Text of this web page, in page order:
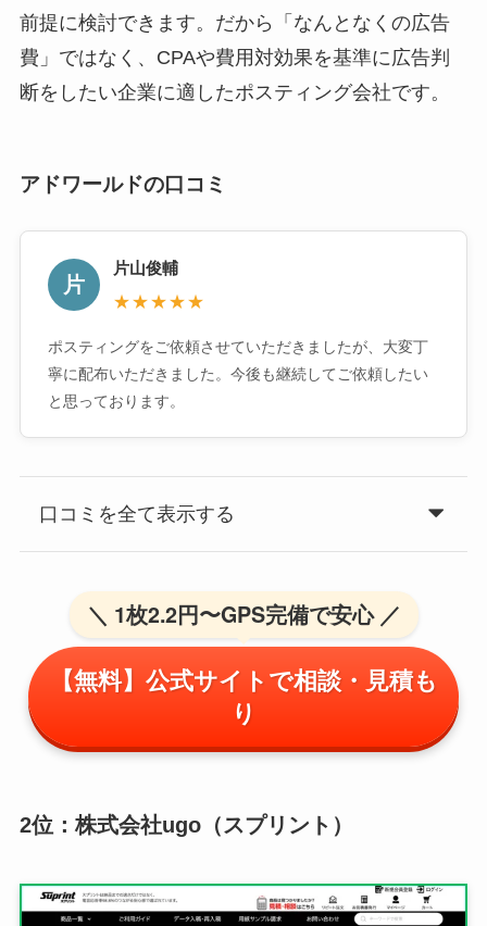
前提に検討できます。だから「なんとなくの広告
費」ではなく、CPAや費用対効果を基準に広告判
断をしたい企業に適したポスティング会社です。
アドワールドの口コミ
片
片山俊輔
★★★★★
ポスティングをご依頼させていただきましたが、大変丁
寧に配布いただきました。今後も継続してご依頼したい
と思っております。
口コミを全て表示する
＼ 1枚2.2円〜GPS完備で安心 ／
【無料】公式サイトで相談・見積も
り
2位：株式会社ugo（スプリント）